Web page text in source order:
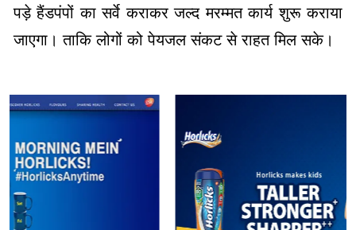
पड़े हैंडपंपों का सर्वे कराकर जल्द मरम्मत कार्य शुरू कराया
जाएगा। ताकि लोगों को पेयजल संकट से राहत मिल सके।